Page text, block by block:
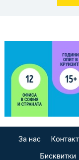
За нас
Бисквитки